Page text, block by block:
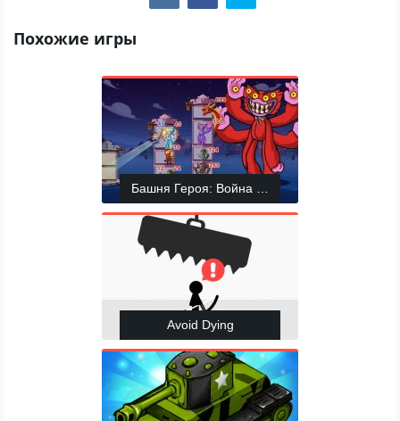
Похожие игры
Башня Героя: Война Хаоса
Avoid Dying